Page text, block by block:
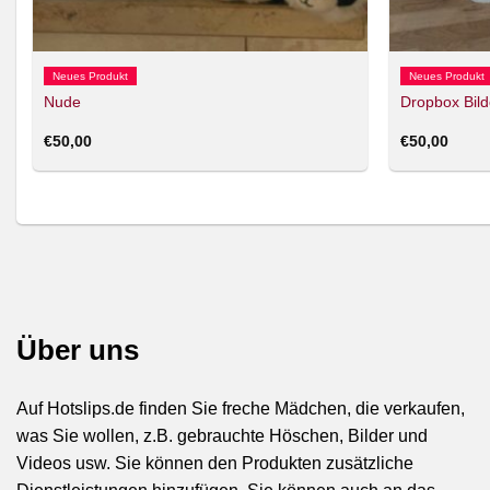
Neues Produkt
Nude
€50,00
Neues Produkt
Dropbox
€50,00
Über uns
Auf Hotslips.de finden Sie freche Mädchen, die verkaufen,
was Sie wollen, z.B. gebrauchte Höschen, Bilder und
Videos usw. Sie können den Produkten zusätzliche